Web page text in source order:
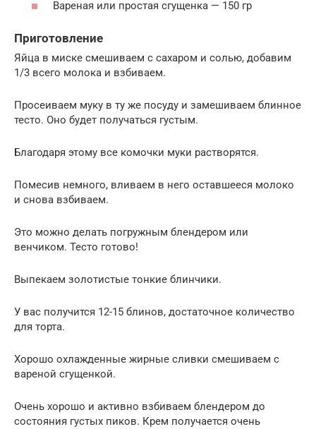
Вареная или простая сгущенка — 150 гр
Приготовление
Яйца в миске смешиваем с сахаром и солью, добавим
1/3 всего молока и взбиваем.
Просеиваем муку в ту же посуду и замешиваем блинное
тесто. Оно будет получаться густым.
Благодаря этому все комочки муки растворятся.
Помесив немного, вливаем в него оставшееся молоко
и снова взбиваем.
Это можно делать погружным блендером или
венчиком. Тесто готово!
Выпекаем золотистые тонкие блинчики.
У вас получится 12-15 блинов, достаточное количество
для торта.
Хорошо охлажденные жирные сливки смешиваем с
вареной сгущенкой.
Очень хорошо и активно взбиваем блендером до
состояния густых пиков. Крем получается очень